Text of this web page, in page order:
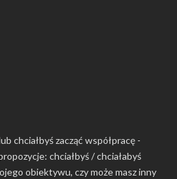
chciałbyś zacząć współpracę -
chciałbyś / chciałabyś
obiektywu, czy może masz inny